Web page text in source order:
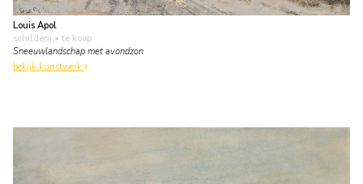
Louis Apol
schilderij • te koop
Sneeuwlandschap met avondzon
bekijk kunstwerk